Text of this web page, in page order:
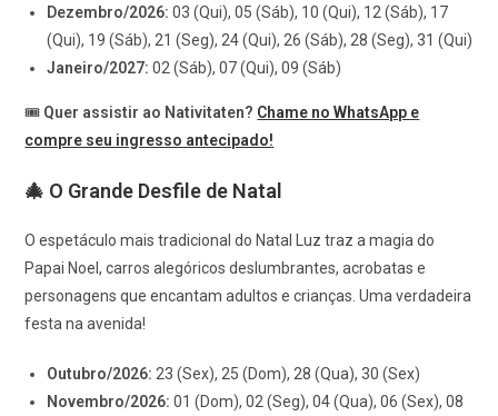
Dezembro/2026: 03 (Qui), 05 (Sáb), 10 (Qui), 12 (Sáb), 17
(Qui), 19 (Sáb), 21 (Seg), 24 (Qui), 26 (Sáb), 28 (Seg), 31 (Qui)
Janeiro/2027: 02 (Sáb), 07 (Qui), 09 (Sáb)
🎟️ Quer assistir ao Nativitaten? Chame no WhatsApp e
compre seu ingresso antecipado!
🎄 O Grande Desfile de Natal
O espetáculo mais tradicional do Natal Luz traz a magia do
Papai Noel, carros alegóricos deslumbrantes, acrobatas e
personagens que encantam adultos e crianças. Uma verdadeira
festa na avenida!
Outubro/2026: 23 (Sex), 25 (Dom), 28 (Qua), 30 (Sex)
Novembro/2026: 01 (Dom), 02 (Seg), 04 (Qua), 06 (Sex), 08